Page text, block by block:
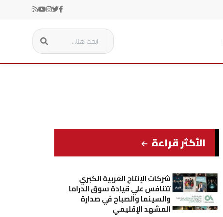
الأكثر قراءة
شركات الإنتاج العربية الكبري
تتنافس علي قيادة سوق الدراما
والسينما والصباح في صدارة
المشهد الإقليمي